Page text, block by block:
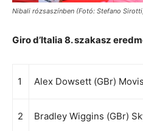
Nibali rózsaszínben (Fotó: Stefano
Giro d’Italia 8. szakasz
1 Alex Dowsett (GBr)
2 Bradley Wiggins (GBr)